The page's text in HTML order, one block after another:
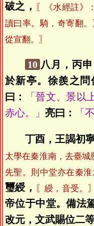
破之，
〖《水經註》
讀曰率。騎，奇寄翻。
從宣翻。〗
10 八月，丙
於新亭。徐羨之問
曰：
「晉文、景以
赤心。」 亮曰： 「
丁酉，王謁初
太學在秦淮南，去臺
先聖。則中堂亦在秦淮
璽綬，
〖綬，音受。
帝位于中堂。備法
改元，文武賜位二等